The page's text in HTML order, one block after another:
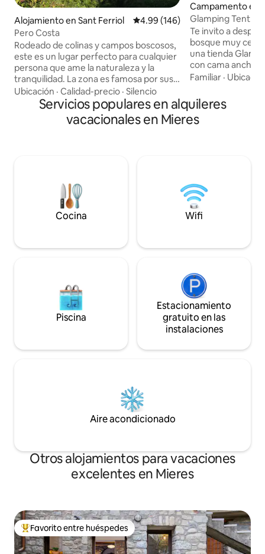
Alojamiento en Sant Ferriol Calificación promedio: 4.99 de
4.99 (146)
Pero Costa
Rodeado de colinas y campos boscosos,
este es un lugar perfecto para cualquier
persona que ame la naturaleza y la
tranquilidad. La zona es famosa por sus
carriles bici, numerosas rutas de
senderismo, observación de aves y
lugares de interés histórico. También
vivimos en la propiedad, en la pequeña
excesivo están estrictamente
prohibidos, ya que no es adecuado ni
aceptable.
Ubicación · Calidad-precio · Silencio
Campamento en
ni de Calonge
Glamping Tent
Te invito a
bosque muy cerca del
una tienda
con cama ancha
cómodas, toallas,
garantizamos
personalizada! Contrata el desayuno
perfecto. Te contaremos los secretos
Familiar ·
Servicios populares en alquileres
vacacionales en Mieres
Cocina Wifi
Piscina
Estacionamiento
gratuito en las
instalaciones
Aire acondicionado
Otros alojamientos para vacaciones
excelentes en Mieres
Favorito entre huéspedes preferido
Favorito entre huéspedes